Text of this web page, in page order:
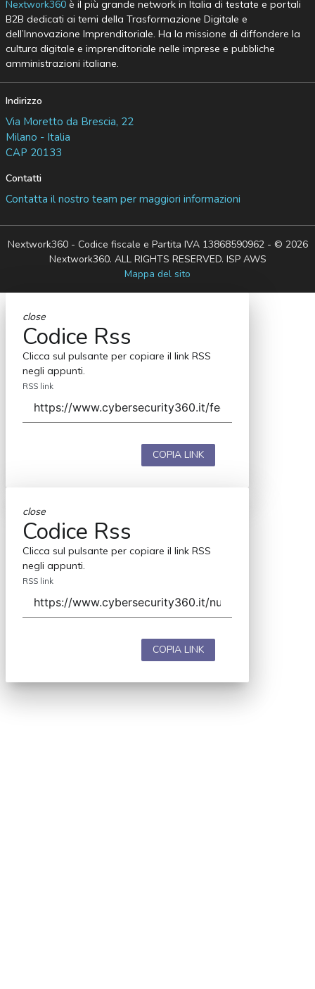
Nextwork360è il più grande network in Italia di testate e portali
B2B dedicati ai temi della Trasformazione Digitale e
dell’Innovazione Imprenditoriale. Ha la missione di diffondere la
cultura digitale e imprenditoriale nelle imprese e pubbliche
amministrazioni italiane.
Indirizzo
Via Moretto da Brescia, 22
Milano - Italia
CAP 20133
Contatti
Contatta il nostro team per maggiori informazioni
Nextwork360 - Codice fiscale e Partita IVA 13868590962 - © 2026
Nextwork360. ALL RIGHTS RESERVED. ISP AWS
Mappa del sito
close
Codice Rss
Clicca sul pulsante per copiare il link RSS
negli appunti.
RSS link
COPIA LINK
close
Codice Rss
Clicca sul pulsante per copiare il link RSS
negli appunti.
RSS link
COPIA LINK